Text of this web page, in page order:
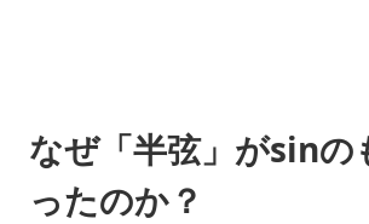
なぜ「半弦」がsinの
ったのか？